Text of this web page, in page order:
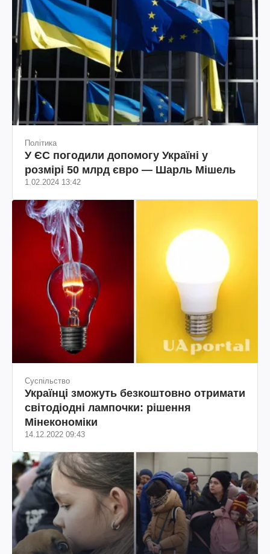
Політика
У ЄС погодили допомогу Україні у
розмірі 50 млрд євро — Шарль Мішель
1.02.2024 13:42
Суспільство
Українці зможуть безкоштовно отримати
світодіодні лампочки: рішення
Мінекономіки
14.12.2022 09:43